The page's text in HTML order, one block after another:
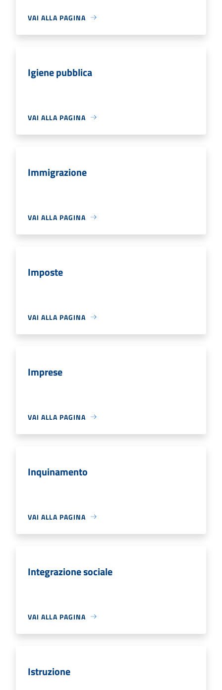
VAI ALLA PAGINA
Igiene pubblica
VAI ALLA PAGINA
Immigrazione
VAI ALLA PAGINA
Imposte
VAI ALLA PAGINA
Imprese
VAI ALLA PAGINA
Inquinamento
VAI ALLA PAGINA
Integrazione sociale
VAI ALLA PAGINA
Istruzione